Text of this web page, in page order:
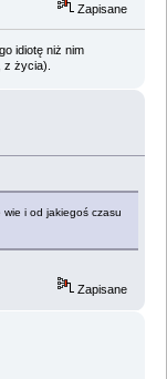
Zapisane
idiotę niż nim
życia).
i od jakiegoś czasu
Zapisane